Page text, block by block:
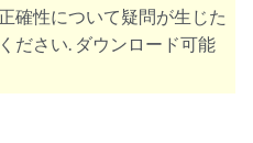
確性について疑問が生じた
ださい. ダウンロード可能